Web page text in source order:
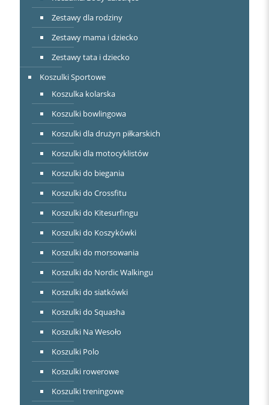
Zestawy dla rodziny
Zestawy mama i dziecko
Zestawy tata i dziecko
Koszulki Sportowe
Koszulka kolarska
Koszulki bowlingowa
Koszulki dla drużyn piłkarskich
Koszulki dla motocyklistów
Koszulki do biegania
Koszulki do Crossfitu
Koszulki do Kitesurfingu
Koszulki do Koszykówki
Koszulki do morsowania
Koszulki do Nordic Walkingu
Koszulki do siatkówki
Koszulki do Squasha
Koszulki Na Wesoło
Koszulki Polo
Koszulki rowerowe
Koszulki treningowe